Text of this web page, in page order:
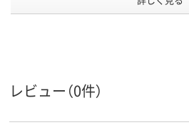
スコア
レビュー（0件）